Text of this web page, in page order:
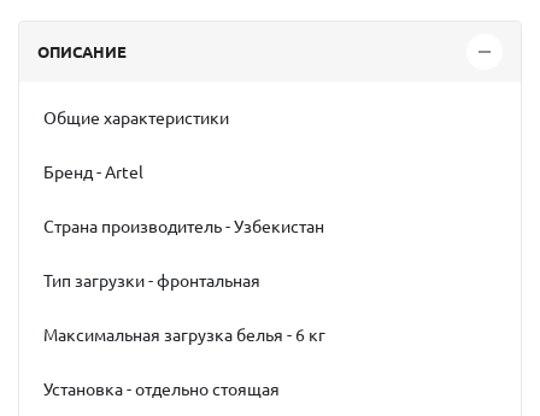
ОПИСАНИЕ
Общие характеристики
Бренд - Artel
Страна производитель - Узбекистан
Тип загрузки - фронтальная
Максимальная загрузка белья - 6 кг
Установка - отдельно стоящая